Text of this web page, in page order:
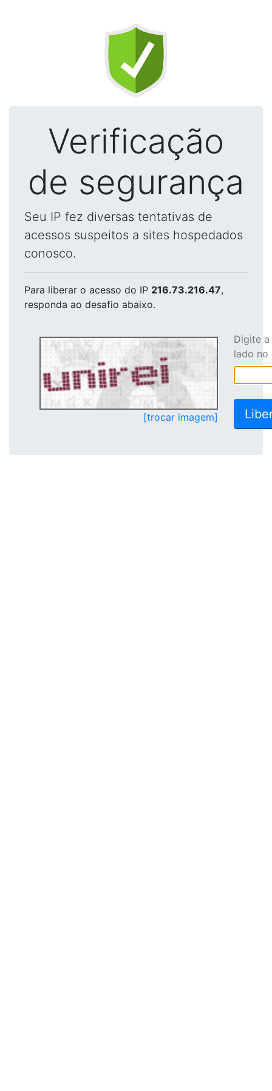
Verificação
de segurança
Seu IP fez diversas tentativas de
acessos suspeitos a sites hospedados
conosco.
Para liberar o acesso do IP 216.73.216.47,
responda ao desafio abaixo.
[trocar imagem]
Digite
lado no